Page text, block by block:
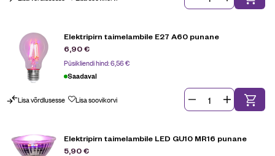
Elektripirn taimelambile E27 A60 punane
6,90€
Püsikliendi hind:6,56€
Saadaval
Lisa võrdlusesse Lisa soovikorvi
Elektripirn taimelambile LED GU10 MR16 punane
5,90€